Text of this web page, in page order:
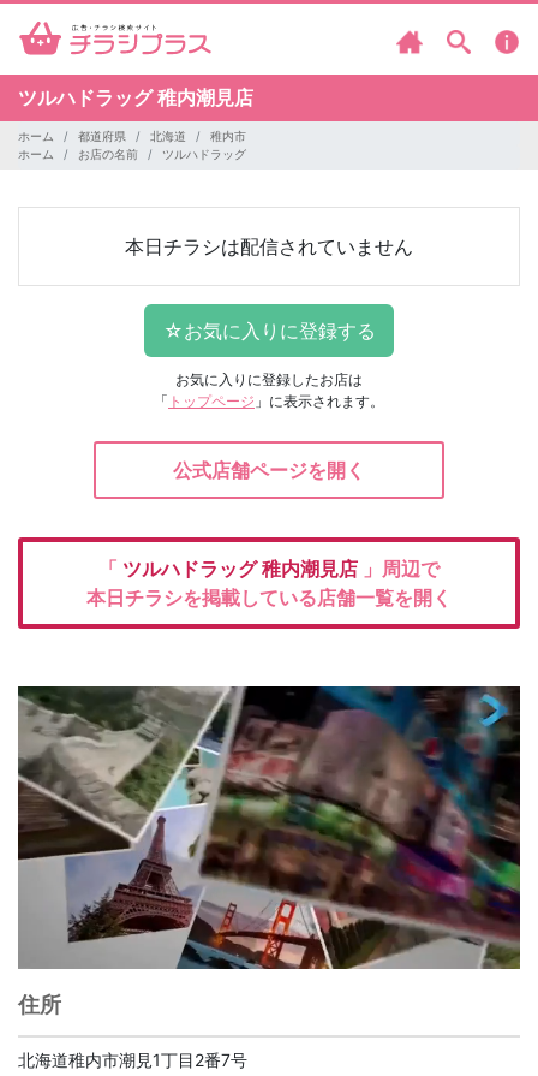
ツルハドラッグ稚内潮見店
ホーム 都道府県 北海道
稚内市
ホーム
お店の名前 ツルハドラッグ
本日チラシは配信されていません
お気に入りに登録したお店は
「 トップページ 」に表示されます。
公式店舗ページを開く
「 ツルハドラッグ稚内潮見店 」周辺で
本日チラシを掲載している店舗一覧を開く
住所
北海道稚内市潮見1丁目2番7号